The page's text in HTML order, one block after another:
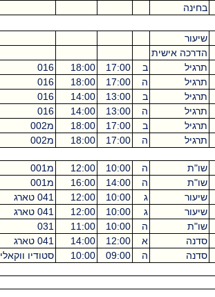
בחינה
שיעור
הדרכה אישית
תרגיל
ב 17:00
18:00
016
תרגיל
ה 17:00
18:00
016
תרגיל
ב 13:00
14:00
016
תרגיל
ה 13:00
14:00
016
תרגיל
ב 17:00
18:00 מ002
תרגיל
ה 17:00
18:00 מ002
שו"ת ה 10:00
12:00 מ001
שו"ת
ה 14:00
16:00 מ001
שיעור
ג 10:00
12:00 041 טארג
שיעור
ג 10:00
12:00 041 טארג
שו"ת
ה 10:00
11:00
031
סדנה
א 12:00
14:00 041 טארג
סדנה
ה 09:00
10:00 סטודיו ווקאלי